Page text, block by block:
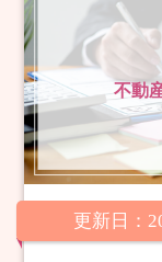
不動
更新日：